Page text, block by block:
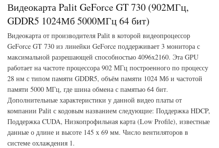
Видеокарта Palit GeForce GT 730 (902МГц,
GDDR5 1024Мб 5000МГц 64 бит)
Видеокарта от производителя Palit в которой видеопроцессор
GeForce GT 730 из линейки GeForce поддерживает 3 монитора с
максимальной разрешающей способностью 4096x2160. Эта GPU
работает на частоте процессора 902 МГц построенного по процессу
28 нм с типом памяти GDDR5, объём памяти 1024 Мб и частотой
памяти 5000 МГц, где шина обмена с памятью 64 бит.
Дополнительные характеристики у данной видео платы от
компании Palit с кодовым названием следующие: Поддержка HDCP,
Поддержка CUDA, Низкопрофильная карта (Low Profile), известные
данные о длине и высоте 145 х 69 мм. Число вентиляторов в
системе охлаждения 1.